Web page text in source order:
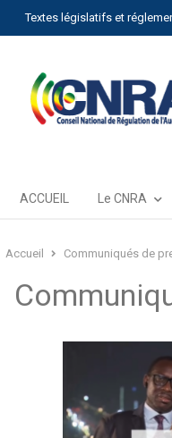
Textes législatifs et
ACCUEIL Le CNRA
Accueil Communiqués de